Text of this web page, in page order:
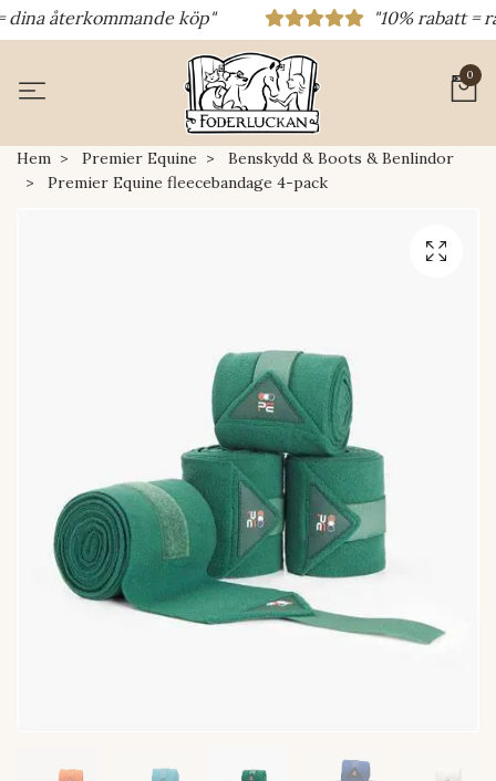
återkommande köp" "10% rabatt =
0
Hem Premier Equine
Benskydd & Boots & Benlindor
Premier Equine fleecebandage 4-pack